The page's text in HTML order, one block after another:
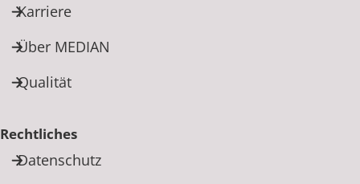
Karriere
Über MEDIAN
Qualität
Rechtliches
Datenschutz